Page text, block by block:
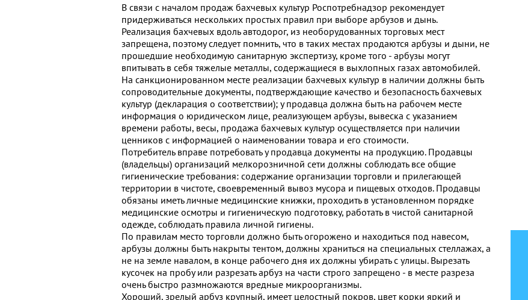
В связи с началом продаж бахчевых культур Роспотребнадзор рекомендует
придерживаться нескольких простых правил при выборе арбузов и дынь.
Реализация бахчевых вдоль автодорог, из необорудованных торговых мест
запрещена, поэтому следует помнить, что в таких местах продаются арбузы и дыни, не
прошедшие необходимую санитарную экспертизу, кроме того - арбузы могут
впитывать в себя тяжелые металлы, содержащиеся в выхлопных газах автомобилей.
На санкционированном месте реализации бахчевых культур в наличии должны быть
сопроводительные документы, подтверждающие качество и безопасность бахчевых
культур (декларация о соответствии); у продавца должна быть на рабочем месте
информация о юридическом лице, реализующем арбузы, вывеска с указанием
времени работы, весы, продажа бахчевых культур осуществляется при наличии
ценников с информацией о наименовании товара и его стоимости.
Потребитель вправе потребовать у продавца документы на продукцию. Продавцы
(владельцы) организаций мелкорозничной сети должны соблюдать все общие
гигиенические требования: содержание организации торговли и прилегающей
территории в чистоте, своевременный вывоз мусора и пищевых отходов. Продавцы
обязаны иметь личные медицинские книжки, проходить в установленном порядке
медицинские осмотры и гигиеническую подготовку, работать в чистой санитарной
одежде, соблюдать правила личной гигиены.
По правилам место торговли должно быть огорожено и находиться под навесом,
арбузы должны быть накрыты тентом, должны храниться на специальных стеллажах, а
не на земле навалом, в конце рабочего дня их должны убирать с улицы. Вырезать
кусочек на пробу или разрезать арбуз на части строго запрещено - в месте разреза
очень быстро размножаются вредные микроорганизмы.
Хороший, зрелый арбуз крупный, имеет целостный покров, цвет корки яркий и